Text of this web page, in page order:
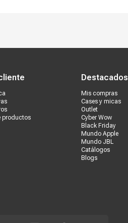
productos
Destacados
Mis compras
Cases y micas
Outlet
Cyber Wow
Black Friday
Mundo Apple
Mundo JBL
Catálogos
Blogs